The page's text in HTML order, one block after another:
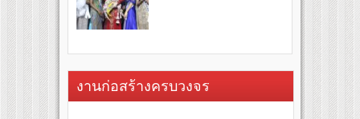
งานก่อสร้างครบวงจร